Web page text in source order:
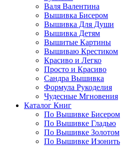
Валя Валентина
Вышивка Бисером
Вышивка Для Души
Вышивка Детям
Вышитые Картины
Вышиваю Крестиком
Красиво и Легко
Просто и Красиво
Сандра Вышивка
Формула Рукоделия
Чудесные Мгновения
Каталог Книг
По Вышивке Бисером
По Вышивке Гладью
По Вышивке Золотом
По Вышивке Изонить